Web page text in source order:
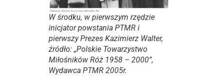
W środku, w pierwszym rzędzie
inicjator powstania PTMR i
pierwszy Prezes Kazimierz Walter,
źródło: „Polskie Towarzystwo
Miłośników Róż 1958 – 2000”,
Wydawca PTMR 2005r.